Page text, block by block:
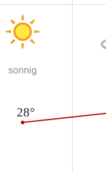
sonnig